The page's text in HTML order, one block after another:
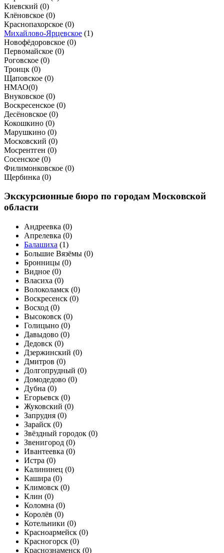
Киевский (0)
Клёновское (0)
Краснопахорское (0)
Михайлово-Ярцевское (1)
Новофёдоровское (0)
Первомайское (0)
Роговское (0)
Троицк (0)
Щаповское (0)
НМАО(0)
Внуковское (0)
Воскресенское (0)
Десёновское (0)
Кокошкино (0)
Марушкино (0)
Московский (0)
Мосрентген (0)
Сосенское (0)
Филимонковское (0)
Щербинка (0)
Экскурсионные бюро по городам Московской
области
Андреевка (0)
Апрелевка (0)
Балашиха (1)
Большие Вязёмы (0)
Бронницы (0)
Видное (0)
Власиха (0)
Волоколамск (0)
Воскресенск (0)
Восход (0)
Высоковск (0)
Голицыно (0)
Давыдово (0)
Дедовск (0)
Дзержинский (0)
Дмитров (0)
Долгопрудный (0)
Домодедово (0)
Дубна (0)
Егорьевск (0)
Жуковский (0)
Запрудня (0)
Зарайск (0)
Звёздный городок (0)
Звенигород (0)
Ивантеевка (0)
Истра (0)
Калининец (0)
Кашира (0)
Климовск (0)
Клин (0)
Коломна (0)
Королёв (0)
Котельники (0)
Красноармейск (0)
Красногорск (0)
Краснознаменск (0)